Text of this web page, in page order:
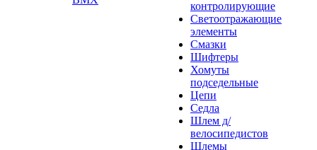
контролирующие
Светоотражающие
элементы
Смазки
Шифтеры
Хомуты
подседельные
Цепи
Седла
Шлем д/
велосипедистов
Шлемы